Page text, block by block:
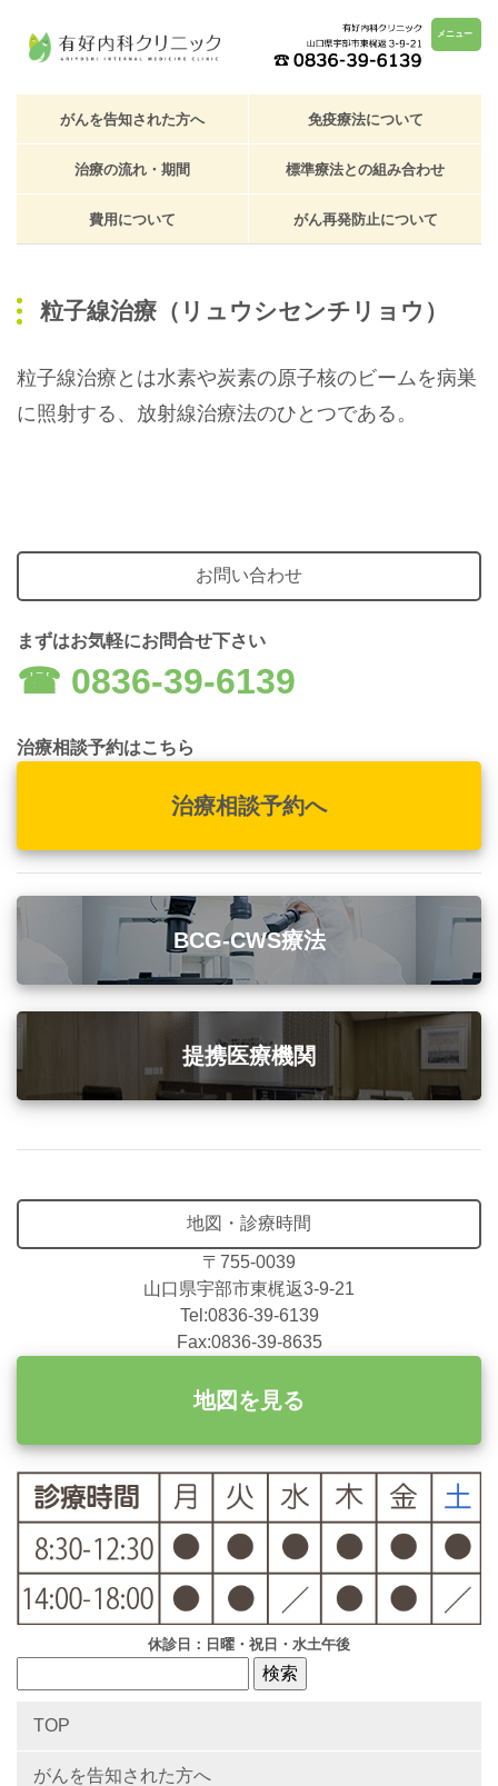
メニュー
がんを告知された方へ 免疫療法について
治療の流れ・期間 標準療法との組み合わせ
費用について がん再発防止について
粒子線治療（リュウシセンチリョウ）
粒子線治療とは水素や炭素の原子核のビームを病巣
に照射する、放射線治療法のひとつである。
お問い合わせ
まずはお気軽にお問合せ下さい
☎︎ 0836-39-6139
治療相談予約はこちら
治療相談予約へ
BCG-CWS療法
提携医療機関
地図・診療時間
〒755-0039
山口県宇部市東梶返3-9-21
Tel:0836-39-6139
Fax:0836-39-8635
地図を見る
休診日：日曜・祝日・水土午後
TOP
がんを告知された方へ